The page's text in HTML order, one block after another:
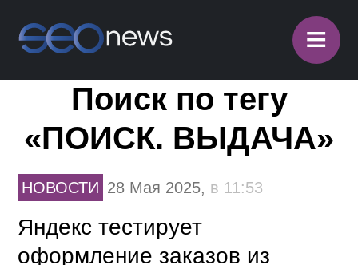
≡
Поиск по тегу
«ПОИСК. ВЫДАЧА»
НОВОСТИ 28 Мая 2025, в 11:53
Яндекс тестирует
оформление заказов из